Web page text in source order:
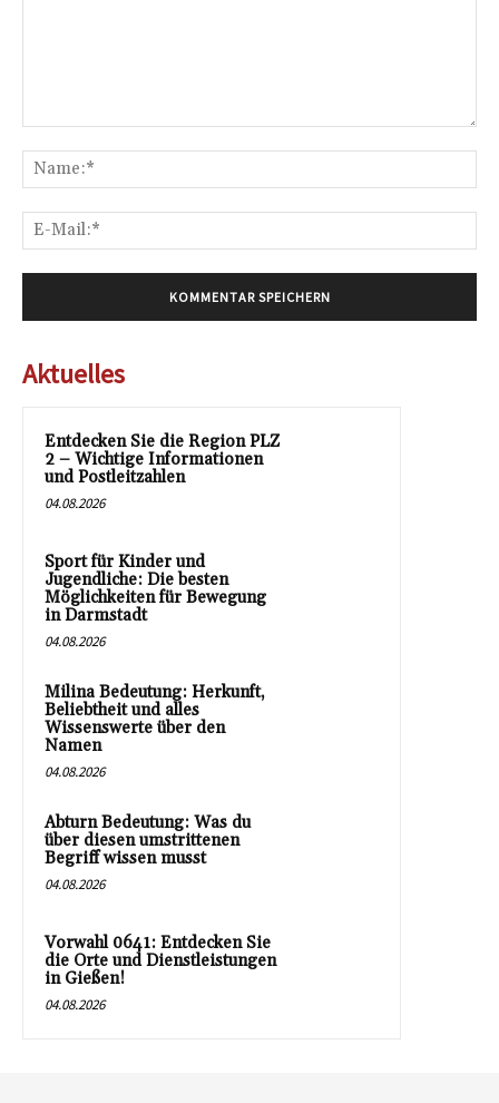
Aktuelles
Entdecken Sie die Region PLZ
2 – Wichtige Informationen
und Postleitzahlen
04.08.2026
Sport für Kinder und
Jugendliche: Die besten
Möglichkeiten für Bewegung
in Darmstadt
04.08.2026
Milina Bedeutung: Herkunft,
Beliebtheit und alles
Wissenswerte über den
Namen
04.08.2026
Abturn Bedeutung: Was du
über diesen umstrittenen
Begriff wissen musst
04.08.2026
Vorwahl 0641: Entdecken Sie
die Orte und Dienstleistungen
in Gießen!
04.08.2026